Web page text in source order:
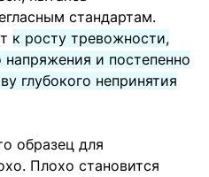
стандартам.
к росту тревожности,
и постепенно
глубокого непринятия
образец для
Плохо становится